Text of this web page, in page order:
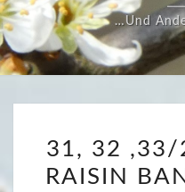
…und
31, 32 ,33/
RAISIN